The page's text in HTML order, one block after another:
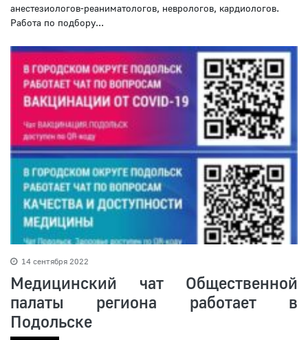
анестезиологов-реаниматологов, неврологов, кардиологов.
Работа по подбору...
14 сентября 2022
Медицинский чат Общественной
палаты региона работает в
Подольске